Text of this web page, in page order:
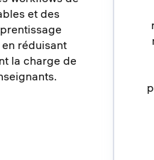
et des
réduisant
la charge de